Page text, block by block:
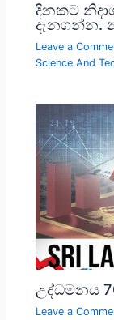
දිනකට
දැනගන්න.
Leave a
Science And
උද්ධමනය
Leave a